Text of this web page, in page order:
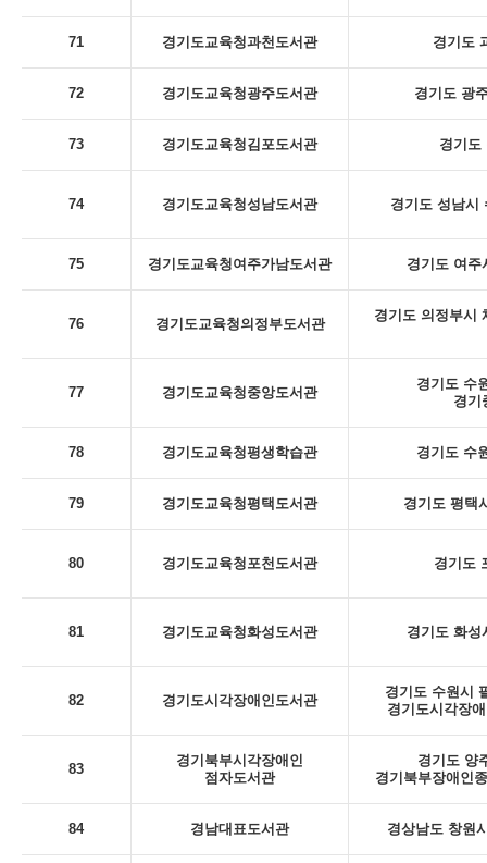
71 경기도교육청과천도서관 경기도
72 경기도교육청광주도서관 경기도 광
73 경기도교육청김포도서관 경기도
74 경기도교육청성남도서관 경기도 성남시
75 경기도교육청여주가남도서관 경기도 여주
76 경기도교육청의정부도서관
경기도 의정부시
77 경기도교육청중앙도서관
경기도 수
경기
78 경기도교육청평생학습관 경기도 수
79 경기도교육청평택도서관 경기도 평택
80 경기도교육청포천도서관 경기도
81 경기도교육청화성도서관 경기도 화성
82 경기도시각장애인도서관
경기도 수원시
경기도시각장
83
경기북부시각장애인
점자도서관
경기도 양
경기북부장애인
84 경남대표도서관 경상남도 창원